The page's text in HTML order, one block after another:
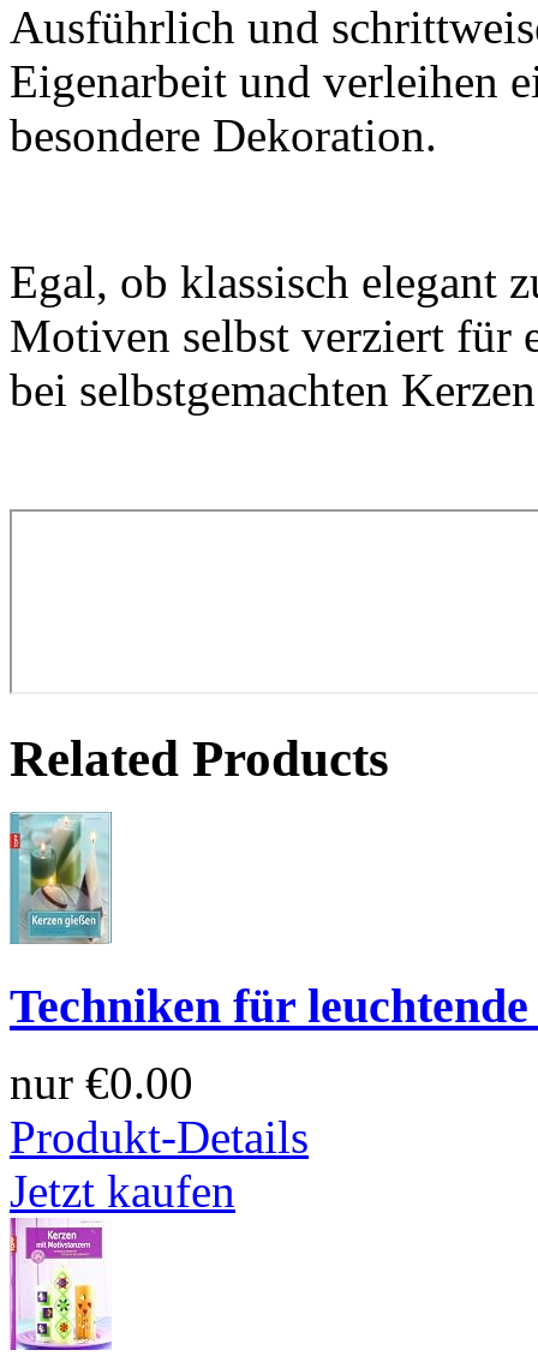
Ausführlich und
Eigenarbeit und verleihen
besondere Dekoration.
Egal, ob klassisch elegant
Motiven selbst verziert für
bei selbstgemachten
Related Products
Techniken für
nur €0.00
Produkt-Details
Jetzt kaufen